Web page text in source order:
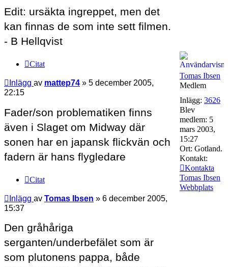
Edit: ursäkta ingreppet, men det
kan finnas de som inte sett filmen.
- B Hellqvist
Citat
Inlägg av mattep74 » 5 december 2005,
22:15
Fader/son problematiken finns
även i Slaget om Midway där
sonen har en japansk flickvän och
fadern är hans flygledare
Tomas Ibsen
Medlem
Inlägg: 3626
Blev
medlem: 5
mars 2003,
15:27
Ort: Gotland.
Kontakt:
Kontakta
Tomas Ibsen
Webbplats
Citat
Inlägg av Tomas Ibsen » 6 december 2005,
15:37
Den gråhåriga
serganten/underbefälet som är
som plutonens pappa, både